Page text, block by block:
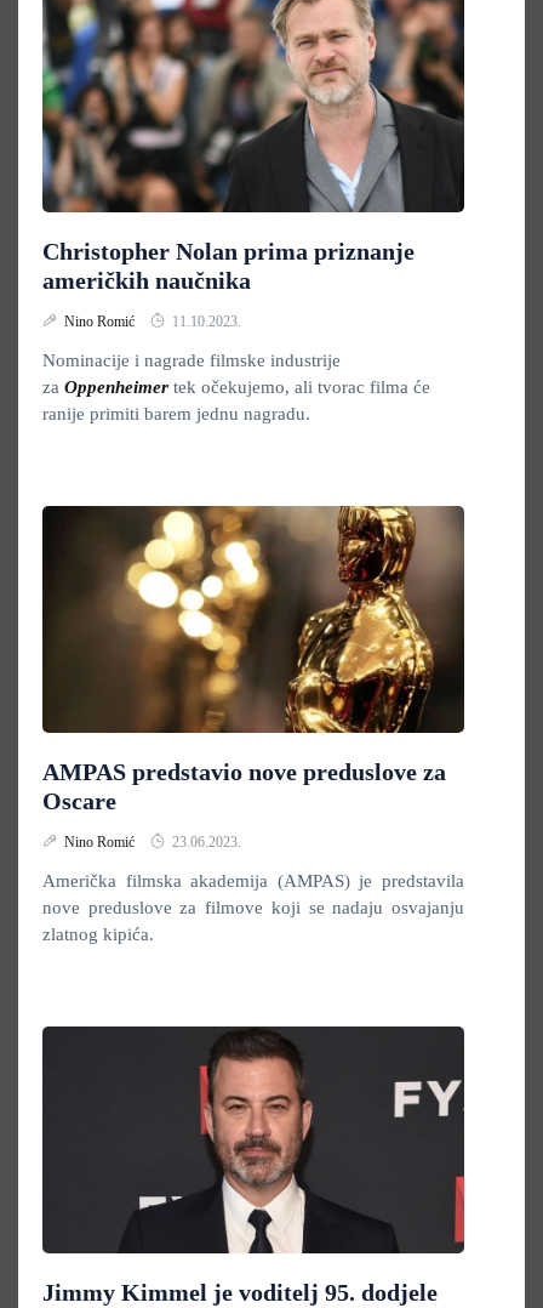
Christopher Nolan prima priznanje
američkih naučnika
Nino Romić 11.10.2023.
Nominacije i nagrade filmske industrije
za Oppenheimer tek očekujemo, ali tvorac filma će
ranije primiti barem jednu nagradu.
AMPAS predstavio nove preduslove za
Oscare
Nino Romić 23.06.2023.
Američka filmska akademija (AMPAS) je predstavila
nove preduslove za filmove koji se nadaju osvajanju
zlatnog kipića.
Jimmy Kimmel je voditelj 95. dodjele